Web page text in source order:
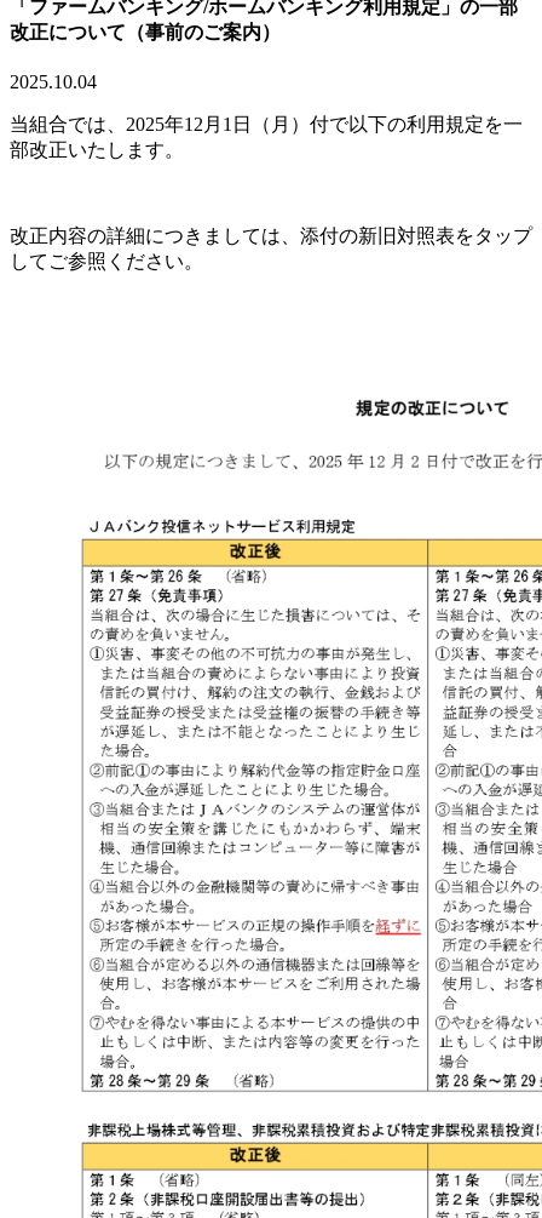
「ファームバンキング/ホームバンキング利用規定」の一部
改正について（事前のご案内）
2025.10.04
当組合では、 2025年12 月 1 日（月）付で以下の利用規定を一
部改正いたします。
改正内容の詳細につきましては、添付の新旧対照表をタップ
してご参照ください。